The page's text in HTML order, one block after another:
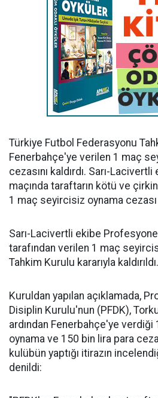
Türkiye Futbol Federasyonu
Fenerbahçe'ye verilen 1 maç
cezasını kaldırdı. Sarı-
maçında taraftarın kötü ve
1 maç seyircisiz oynama cezası
Sarı-Lacivertli ekibe
tarafından verilen 1 maç
Tahkim Kurulu kararıyla kaldırıldı.
Kuruldan yapılan açıklamada,
Disiplin Kurulu'nun (PFDK),
ardından Fenerbahçe'ye
oynama ve 150 bin lira para
kulübün yaptığı itirazın
denildi: